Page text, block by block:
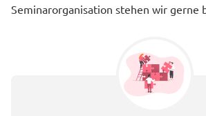
Seminarorganisation stehen wir gerne